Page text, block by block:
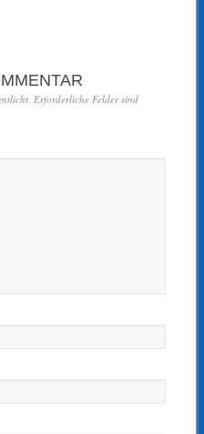
Erforderliche Felder sind